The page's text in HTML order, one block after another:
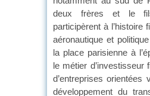
deux frères et le
participèrent à l’histoire
aéronautique et
la place parisienne à
le métier d’investisseur
d’entreprises orientées
développement du